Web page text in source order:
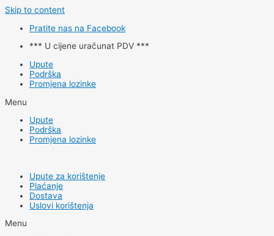
Skip to content
Pratite nas na Facebook
*** U cijene uračunat PDV ***
Upute
Podrška
Promjena lozinke
Menu
Upute
Podrška
Promjena lozinke
Upute za korištenje
Plaćanje
Dostava
Uslovi korištenja
Menu